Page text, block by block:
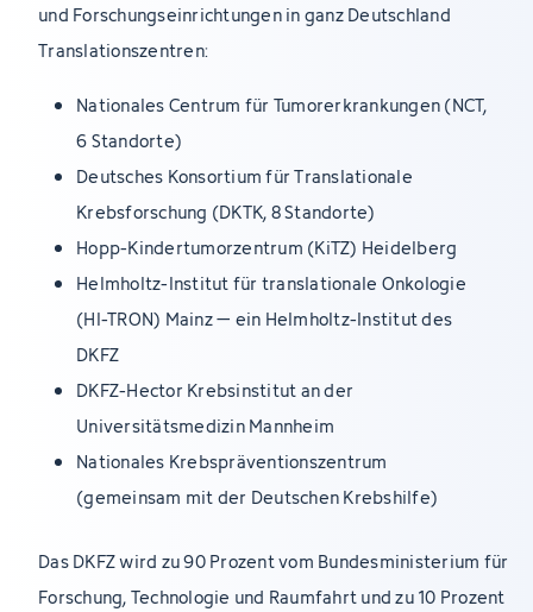
und Forschungseinrichtungen in ganz Deutschland
Translationszentren:
Nationales Centrum für Tumorerkrankungen (NCT,
6 Standorte)
Deutsches Konsortium für Translationale
Krebsforschung (DKTK, 8 Standorte)
Hopp-Kindertumorzentrum (KiTZ) Heidelberg
Helmholtz-Institut für translationale Onkologie
(HI-TRON) Mainz – ein Helmholtz-Institut des
DKFZ
DKFZ-Hector Krebsinstitut an der
Universitätsmedizin Mannheim
Nationales Krebspräventionszentrum
(gemeinsam mit der Deutschen Krebshilfe)
Das DKFZ wird zu 90 Prozent vom Bundesministerium für
Forschung, Technologie und Raumfahrt und zu 10 Prozent